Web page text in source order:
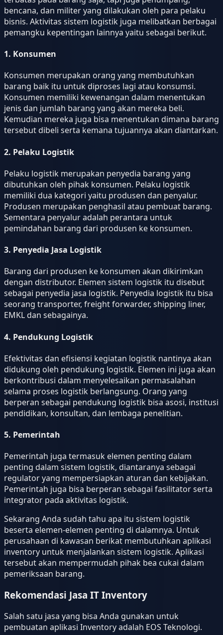
bencana, dan militer yang dilakukan oleh para pelaku
bisnis. Aktivitas sistem logistik juga melibatkan berbagai
pemangku kepentingan lainnya yaitu sebagai berikut.
1. Konsumen
Konsumen merupakan orang yang membutuhkan
barang baik itu untuk diproses lagi atau konsumsi.
Konsumen memiliki kewenangan dalam menentukan
jenis dan jumlah barang yang akan mereka beli.
Kemudian mereka juga bisa menentukan dimana barang
tersebut dibeli serta kemana tujuannya akan diantarkan.
2. Pelaku Logistik
Pelaku logistik merupakan penyedia barang yang
dibutuhkan oleh pihak konsumen. Pelaku logistik
memiliki dua kategori yaitu produsen dan penyalur.
Produsen merupakan penghasil atau pembuat barang.
Sementara penyalur adalah perantara untuk
pemindahan barang dari produsen ke konsumen.
3. Penyedia Jasa Logistik
Barang dari produsen ke konsumen akan dikirimkan
dengan distributor. Elemen sistem logistik itu disebut
sebagai penyedia jasa logistik. Penyedia logistik itu bisa
seorang transporter, freight forwarder, shipping liner,
EMKL dan sebagainya.
4. Pendukung Logistik
Efektivitas dan efisiensi kegiatan logistik nantinya akan
didukung oleh pendukung logistik. Elemen ini juga akan
berkontribusi dalam menyelesaikan permasalahan
selama proses logistik berlangsung. Orang yang
berperan sebagai pendukung logistik bisa asosi, institusi
pendidikan, konsultan, dan lembaga penelitian.
5. Pemerintah
Pemerintah juga termasuk elemen penting dalam
penting dalam sistem logistik, diantaranya sebagai
regulator yang mempersiapkan aturan dan kebijakan.
Pemerintah juga bisa berperan sebagai fasilitator serta
integrator pada aktivitas logistik.
Sekarang Anda sudah tahu apa itu sistem logistik
beserta elemen-elemen penting di dalamnya. Untuk
perusahaan di kawasan berikat membutuhkan aplikasi
inventory untuk menjalankan sistem logistik. Aplikasi
tersebut akan mempermudah pihak bea cukai dalam
pemeriksaan barang.
Rekomendasi Jasa IT Inventory
Salah satu jasa yang bisa Anda gunakan untuk
pembuatan aplikasi Inventory adalah EOS Teknologi.